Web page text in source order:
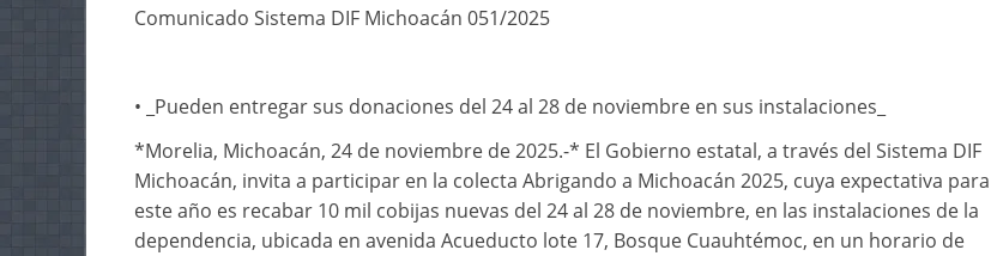
Comunicado Sistema DIF Michoacán 051/2025
• _Pueden entregar sus donaciones del 24 al 28 de noviembre en sus instalaciones_
*Morelia, Michoacán, 24 de noviembre de 2025.-* El Gobierno estatal, a través del Sistema DIF
Michoacán, invita a participar en la colecta Abrigando a Michoacán 2025, cuya expectativa para
este año es recabar 10 mil cobijas nuevas del 24 al 28 de noviembre, en las instalaciones de la
dependencia, ubicada en avenida Acueducto lote 17, Bosque Cuauhtémoc, en un horario de